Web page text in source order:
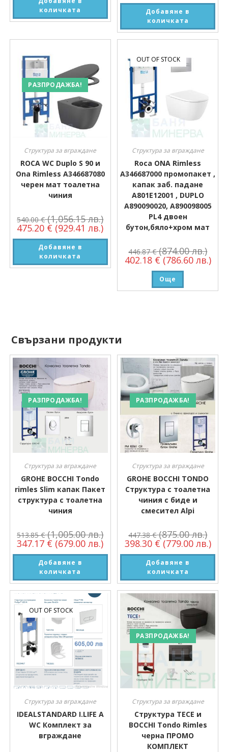
количката
Добавяне в
количката
РАЗПРОДАЖБА!
Структура за вграждане
ROCA WC Duplo S 90 и
Ona Rimless A346687080
черен мат тоалетна
чиния
540.00€ (1,056.15 лв.)
475.20 € (929.41 лв.)
Добавяне в
количката
OUT OF STOCK
Структура за вграждане
Roca ONA Rimless
A346687000 промопакет ,
капак заб. падане
A801E12001 , DUPLO
A890090020, A890098005
PL4 двоен
бутон,бяло+хром мат
446.87€ (874.00 лв.)
402.18 € (786.60 лв.)
Още
Свързани продукти
РАЗПРОДАЖБА!
Структура за вграждане
GROHE BOCCHI Tondo
rimles Slim капак Пакет
структура с тоалетна
чиния
513.85€ (1,005.00 лв.)
347.17 € (679.00 лв.)
Добавяне в
количката
РАЗПРОДАЖБА!
Структура за вграждане
GROHE BOCCHI TONDO
Структура с тоалетна
чиния с биде и
смесител Alpi
447.38€ (875.00 лв.)
398.30 € (779.00 лв.)
Добавяне в
количката
OUT OF STOCK
Структура за вграждане
IDEALSTANDARD I.LIFE A
WC Комплект за
вграждане
РАЗПРОДАЖБА!
Структура за вграждане
Структура TECE и
BOCCHI Tondo Rimles
черна ПРОМО
КОМПЛЕКТ